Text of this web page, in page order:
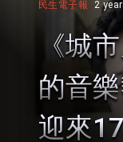
民生電子報 2
《城
的音
迎來